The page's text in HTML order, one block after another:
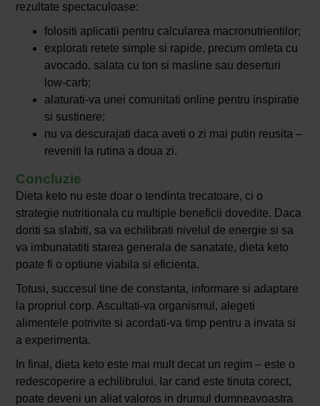
rezultate spectaculoase:
folositi aplicatii pentru calcularea macronutrientilor;
explorati retete simple si rapide, precum omleta cu
avocado, salata cu ton si masline sau deserturi
low-carb;
alaturati-va unei comunitati online pentru inspiratie
si sustinere;
nu va descurajati daca aveti o zi mai putin reusita –
reveniti la rutina a doua zi.
Concluzie
Dieta keto nu este doar o tendinta trecatoare, ci o
strategie nutritionala cu multiple beneficii dovedite. Daca
doriti sa slabiti, sa va echilibrati nivelul de energie si sa
va imbunatatiti starea generala de sanatate, dieta keto
poate fi o optiune viabila si eficienta.
Totusi, succesul tine de constanta, informare si adaptare
la propriul corp. Ascultati-va organismul, alegeti
alimentele potrivite si acordati-va timp pentru a invata si
a experimenta.
In final, dieta keto este mai mult decat un regim – este o
redescoperire a echilibrului. Iar cand este tinuta corect,
poate deveni un aliat valoros in drumul dumneavoastra